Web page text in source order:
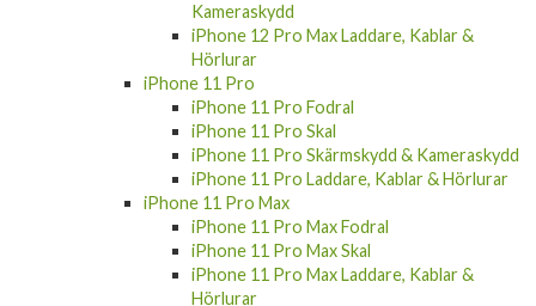
Kameraskydd
iPhone 12 Pro Max Laddare, Kablar &
Hörlurar
iPhone 11 Pro
iPhone 11 Pro Fodral
iPhone 11 Pro Skal
iPhone 11 Pro Skärmskydd & Kameraskydd
iPhone 11 Pro Laddare, Kablar & Hörlurar
iPhone 11 Pro Max
iPhone 11 Pro Max Fodral
iPhone 11 Pro Max Skal
iPhone 11 Pro Max Laddare, Kablar &
Hörlurar